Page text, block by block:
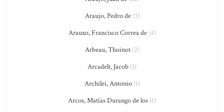
Araujo, Pedro de(3)
Arauxo, Francisco Correa de(4)
Arbeau, Thoinot(2)
Arcadelt, Jacob (1)
Archilei, Antonio(1)
Arcos, Matías Durango de los (1)